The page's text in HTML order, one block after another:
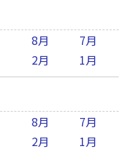
8月
7月
2月 1月
8月
7月
2月 1月